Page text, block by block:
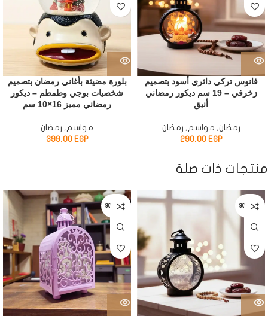
فانوس تركي دائري أسود بتصميم
زخرفي – 19 سم ديكور رمضاني
أنيق
رمضان, مواسم, رمضان
290,00 EGP
بلورة مضيئة بأغاني رمضان بتصميم
شخصيات بوجي وطمطم – ديكور
رمضاني مميز 16×10 سم
مواسم, رمضان
399,00 EGP
منتجات ذات صلة
SOLD OUT
SOLD OUT